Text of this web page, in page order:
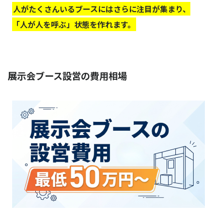
人がたくさんいるブースにはさらに注目が集まり、
「人が人を呼ぶ」状態を作れます。
展示会ブース設営の費用相場